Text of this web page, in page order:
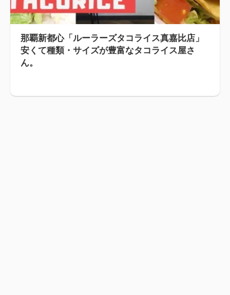
那覇新都心「ルーラーズタコライス真嘉比店」
安くて種類・サイズが豊富なタコライス屋さ
ん。